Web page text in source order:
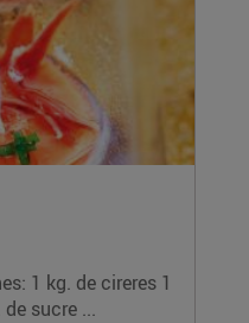
1 kg. de cireres 1
sucre ...